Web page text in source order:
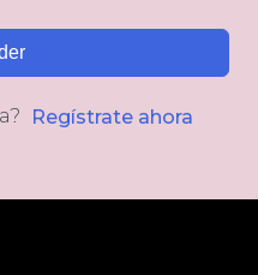
Regístrate ahora